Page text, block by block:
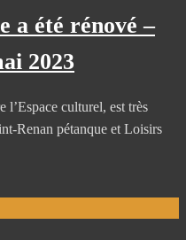
a été rénové –
2023
l’Espace culturel, est très
Renan pétanque et Loisirs